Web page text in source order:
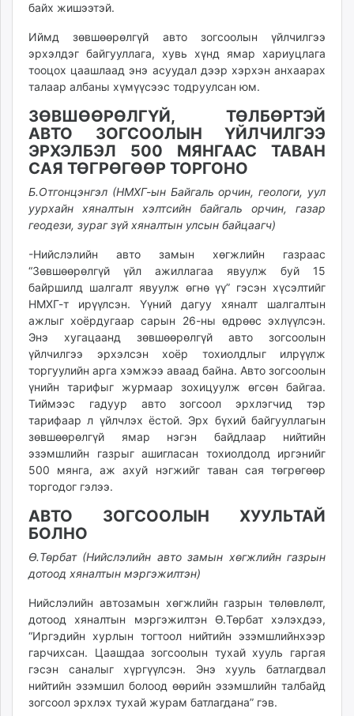
байх жишээтэй.
Иймд зөвшөөрөлгүй авто зогсоолын үйлчилгээ
эрхэлдэг байгууллага, хувь хүнд ямар хариуцлага
тооцох цаашлаад энэ асуудал дээр хэрхэн анхаарах
талаар албаны хүмүүсээс тодруулсан юм.
ЗӨВШӨӨРӨЛГҮЙ, ТӨЛБӨРТЭЙ
АВТО ЗОГСООЛЫН ҮЙЛЧИЛГЭЭ
ЭРХЭЛБЭЛ 500 МЯНГААС ТАВАН
САЯ ТӨГРӨГӨӨР ТОРГОНО
Б.Отгонцэнгэл (НМХГ-ын Байгаль орчин, геологи, уул
уурхайн хяналтын хэлтсийн байгаль орчин, газар
геодези, зураг зүй хяналтын улсын байцаагч)
-Нийслэлийн авто замын хөгжлийн газраас
“Зөвшөөрөлгүй үйл ажиллагаа явуулж буй 15
байршилд шалгалт явуулж өгнө үү” гэсэн хүсэлтийг
НМХГ-т ирүүлсэн. Үүний дагуу хяналт шалгалтын
ажлыг хоёрдугаар сарын 26-ны өдрөөс эхлүүлсэн.
Энэ хугацаанд зөвшөөрөлгүй авто зогсоолын
үйлчилгээ эрхэлсэн хоёр тохиолдлыг илрүүлж
торгуулийн арга хэмжээ аваад байна. Авто зогсоолын
үнийн тарифыг журмаар зохицуулж өгсөн байгаа.
Тиймээс гадуур авто зогсоол эрхлэгчид тэр
тарифаар л үйлчлэх ёстой. Эрх бүхий байгууллагын
зөвшөөрөлгүй ямар нэгэн байдлаар нийтийн
эзэмшлийн газрыг ашигласан тохиолдолд иргэнийг
500 мянга, аж ахуй нэгжийг таван сая төгрөгөөр
торгодог гэлээ.
АВТО ЗОГСООЛЫН ХУУЛЬТАЙ
БОЛНО
Ө.Төрбат (Нийслэлийн авто замын хөгжлийн газрын
дотоод хяналтын мэргэжилтэн)
Нийслэлийн автозамын хөгжлийн газрын төлөвлөлт,
дотоод хяналтын мэргэжилтэн Ө.Төрбат хэлэхдээ,
“Иргэдийн хурлын тогтоол нийтийн эзэмшлийнхээр
гарчихсан. Цаашдаа зогсоолын тухай хууль гаргая
гэсэн саналыг хүргүүлсэн. Энэ хууль батлагдвал
нийтийн эзэмшил болоод өөрийн эзэмшлийн талбайд
зогсоол эрхлэх тухай журам батлагдана” гэв.